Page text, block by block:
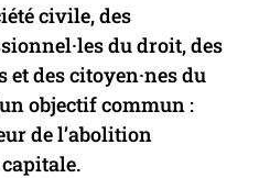
civile, des
du droit, des
des citoyen·nes du
objectif commun :
de l’abolition